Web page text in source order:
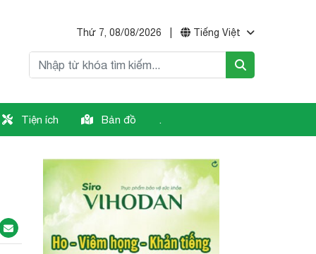
Thứ 7, 08/08/2026 Tiếng Việt
Tiện ích Bản đồ .